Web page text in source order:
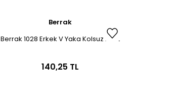
Berrak
Berrak 1028 Erkek V Yaka Kolsuz Atlet
140,25 TL